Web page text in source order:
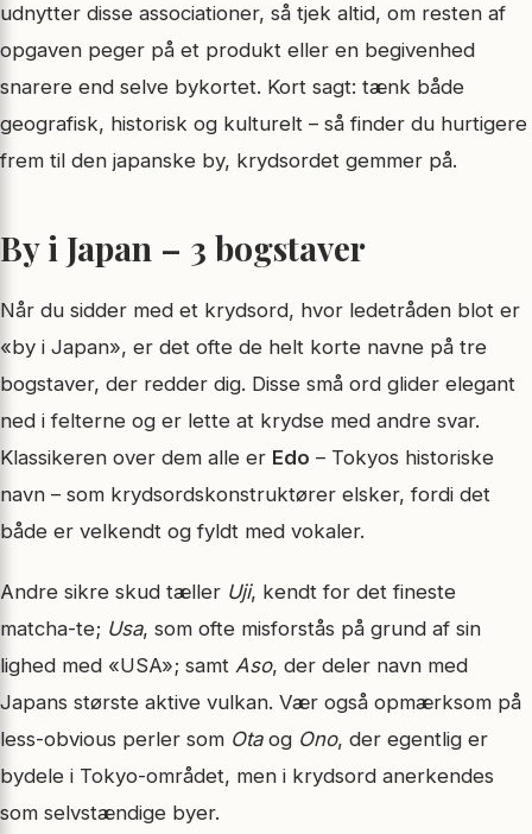
udnytter disse associationer, så tjek altid, om resten af
opgaven peger på et produkt eller en begivenhed
snarere end selve bykortet. Kort sagt: tænk både
geografisk, historisk og kulturelt – så finder du hurtigere
frem til den japanske by, krydsordet gemmer på.
By i Japan – 3 bogstaver
Når du sidder med et krydsord, hvor ledetråden blot er
«by i Japan», er det ofte de helt korte navne på tre
bogstaver, der redder dig. Disse små ord glider elegant
ned i felterne og er lette at krydse med andre svar.
Klassikeren over dem alle er Edo – Tokyos historiske
navn – som krydsordskonstruktører elsker, fordi det
både er velkendt og fyldt med vokaler.
Andre sikre skud tæller Uji, kendt for det fineste
matcha-te; Usa, som ofte misforstås på grund af sin
lighed med «USA»; samt Aso, der deler navn med
Japans største aktive vulkan. Vær også opmærksom på
less-obvious perler som Otaog Ono, der egentlig er
bydele i Tokyo-området, men i krydsord anerkendes
som selvstændige byer.